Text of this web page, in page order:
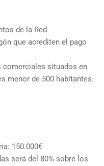
de la Red
que acrediten el pago
comerciales situados en
menor de 500 habitantes.
150.000€
será del 80% sobre los